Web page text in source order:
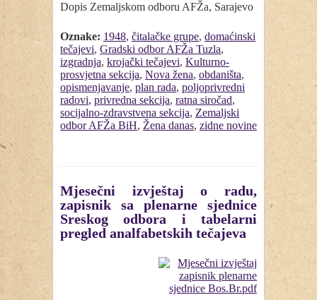
Dopis Zemaljskom odboru AFŽa, Sarajevo
Oznake: 1948, čitalačke grupe, domaćinski
tečajevi, Gradski odbor AFŽa Tuzla,
izgradnja, krojački tečajevi, Kulturno-
prosvjetna sekcija, Nova žena, obdaništa,
opismenjavanje, plan rada, poljoprivredni
radovi, privredna sekcija, ratna siročad,
socijalno-zdravstvena sekcija, Zemaljski
odbor AFŽa BiH, Žena danas, zidne novine
Mjesečni izvještaj o radu,
zapisnik sa plenarne sjednice
Sreskog odbora i tabelarni
pregled analfabetskih tečajeva